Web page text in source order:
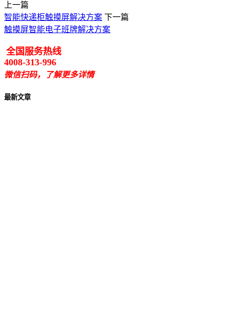
上一篇
智能快递柜触摸屏解决方案 下一篇
触摸屏智能电子班牌解决方案
全国服务热线
4008-313-996
微信扫码，了解更多详情
最新文章